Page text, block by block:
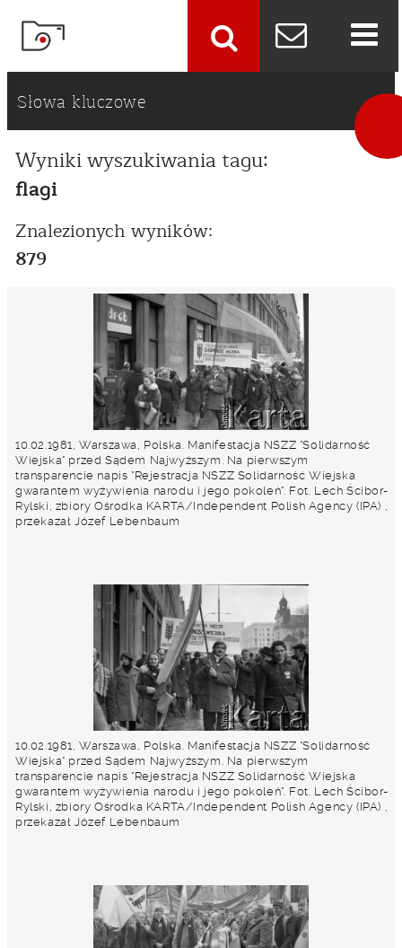
Słowa kluczowe
Wyniki wyszukiwania tagu:
flagi
Znalezionych wyników:
879
10.02.1981, Warszawa, Polska. Manifestacja NSZZ "Solidarność
Wiejska" przed Sądem Najwyższym. Na pierwszym
transparencie napis "Rejestracja NSZZ Solidarność Wiejska
gwarantem wyżywienia narodu i jego pokoleń". Fot. Lech Ścibor-
Rylski, zbiory Ośrodka KARTA/Independent Polish Agency (IPA) ,
przekazał Józef Lebenbaum
10.02.1981, Warszawa, Polska. Manifestacja NSZZ "Solidarność
Wiejska" przed Sądem Najwyższym. Na pierwszym
transparencie napis "Rejestracja NSZZ Solidarność Wiejska
gwarantem wyżywienia narodu i jego pokoleń". Fot. Lech Ścibor-
Rylski, zbiory Ośrodka KARTA/Independent Polish Agency (IPA) ,
przekazał Józef Lebenbaum